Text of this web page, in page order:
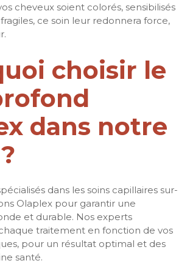
cheveux soient colorés, sensibilisés
ce soin leur redonnera force,
choisir le
dans notre
dans les soins capillaires sur-
Olaplex pour garantir une
et durable. Nos experts
traitement en fonction de vos
pour un résultat optimal et des
santé.